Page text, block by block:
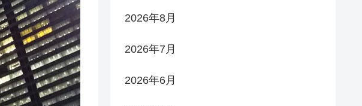
2026年8月
2026年7月
2026年6月